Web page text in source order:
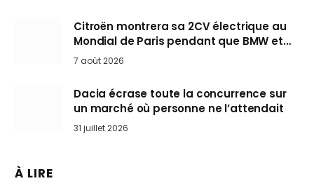
Citroën montrera sa 2CV électrique au
Mondial de Paris pendant que BMW et
Mini désertent le salon
7 août 2026
Dacia écrase toute la concurrence sur
un marché où personne ne l’attendait
31 juillet 2026
À LIRE